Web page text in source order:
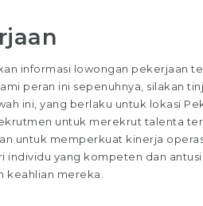
informasi lowongan pekerjaan
peran ini sepenuhnya, silakan
ini, yang berlaku untuk lokasi
untuk merekrut talenta
untuk memperkuat kinerja
individu yang kompeten dan
keahlian mereka.